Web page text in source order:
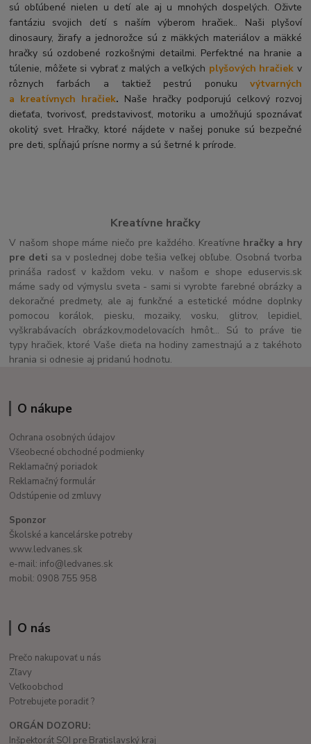
sú obľúbené nielen u detí ale aj u mnohých dospelých. Oživte
fantáziu svojich detí s naším výberom hračiek.. Naši plyšoví
dinosaury, žirafy a jednorožce sú z mäkkých materiálov a mäkké
hračky sú ozdobené rozkošnými detailmi. Perfektné na hranie a
túlenie, môžete si vybrať z malých a veľkých plyšových hračiek v
rôznych farbách a taktiež pestrú ponuku výtvarných
a kreatívnych hračiek. Naše hračky podporujú celkový rozvoj
dieťaťa, tvorivosť, predstavivosť, motoriku a umožňujú spoznávať
okolitý svet. Hračky, ktoré nájdete v našej ponuke sú bezpečné
pre deti, spĺňajú prísne normy a sú šetrné k prírode.
Kreatívne hračky
V našom shope máme niečo pre každého. Kreatívne hračky a hry
pre deti sa v poslednej dobe tešia veľkej obľube. Osobná tvorba
prináša radosť v každom veku. v našom e shope eduservis.sk
máme sady od výmyslu sveta - sami si vyrobte farebné obrázky a
dekoračné predmety, ale aj funkčné a estetické módne doplnky
pomocou korálok, piesku, mozaiky, vosku, glitrov, lepidiel,
vyškrabávacích obrázkov,modelovacích hmôt... Sú to práve tie
typy hračiek, ktoré Vaše dieťa na hodiny zamestnajú a z takéhoto
hrania si odnesie aj pridanú hodnotu.
O nákupe
Ochrana osobných údajov
Všeobecné obchodné podmienky
Reklamačný poriadok
Reklamačný formulár
Odstúpenie od zmluvy
Sponzor
Školské a kancelárske potreby
www.ledvanes.sk
e-mail: info@ledvanes.sk
mobil: 0908 755 958
O nás
Prečo nakupovať u nás
Zľavy
Veľkoobchod
Potrebujete poradiť ?
ORGÁN DOZORU:
Inšpektorát SOI pre Bratislavský kraj